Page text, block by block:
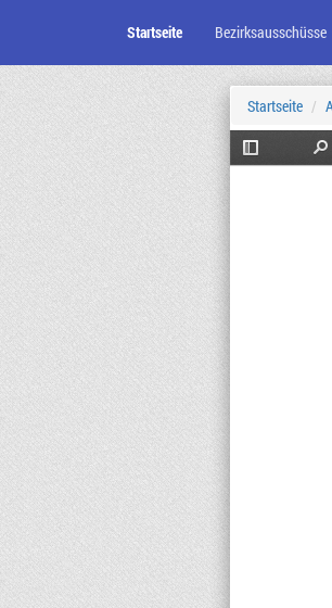
Zum
Seiteninhalt
Startseite Bezirksausschüsse
Startseite
Toggle